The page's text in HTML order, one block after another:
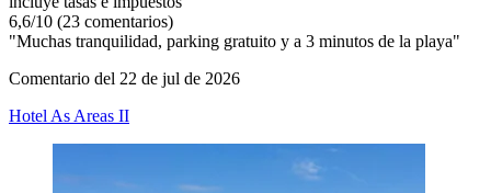
6,6/10 (23 comentarios)
"Muchas tranquilidad, parking gratuito y a 3 minutos de la playa"
Comentario del 22 de jul de 2026
Hotel As Areas II